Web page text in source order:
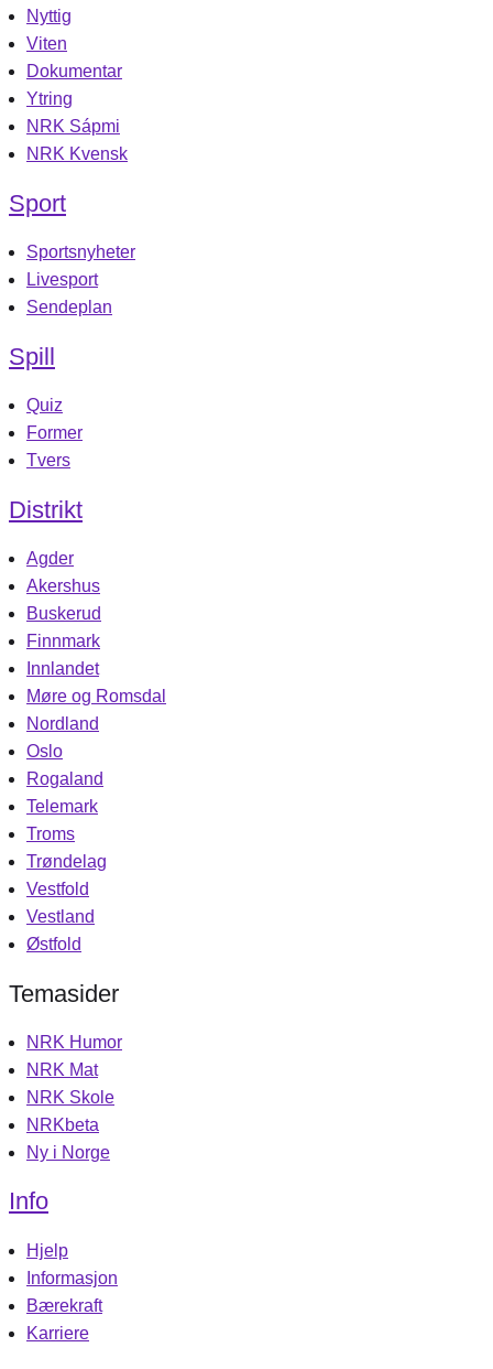
Nyttig
Viten
Dokumentar
Ytring
NRK Sápmi
NRK Kvensk
Sport
Sportsnyheter
Livesport
Sendeplan
Spill
Quiz
Former
Tvers
Distrikt
Agder
Akershus
Buskerud
Finnmark
Innlandet
Møre og Romsdal
Nordland
Oslo
Rogaland
Telemark
Troms
Trøndelag
Vestfold
Vestland
Østfold
Temasider
NRK Humor
NRK Mat
NRK Skole
NRKbeta
Ny i Norge
Info
Hjelp
Informasjon
Bærekraft
Karriere